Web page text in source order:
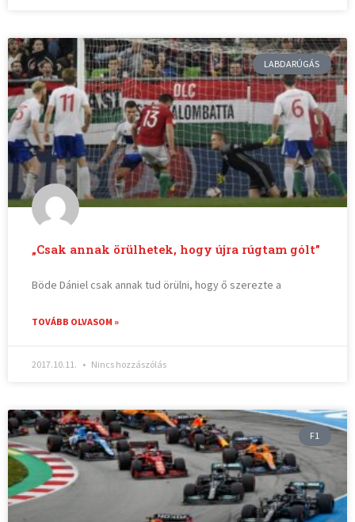
LABDARÚGÁS
„Csak annak örülhetek, hogy újra rúgtam gólt”
Böde Dániel csak annak tud örülni, hogy ő szerezte a
TOVÁBB OLVASOM »
2017.10.11. Nincs hozzászólás
F1